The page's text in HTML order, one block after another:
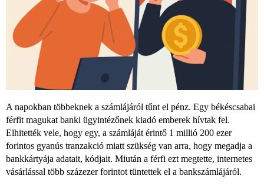
A napokban többeknek a számlájáról tűnt el pénz. Egy békéscsabai
férfit magukat banki ügyintézőnek kiadó emberek hívtak fel.
Elhitették vele, hogy egy, a számláját érintő 1 millió 200 ezer
forintos gyanús tranzakció miatt szükség van arra, hogy megadja a
bankkártyája adatait, kódjait. Miután a férfi ezt megtette, internetes
vásárlással több százezer forintot tüntettek el a bankszámlájáról.